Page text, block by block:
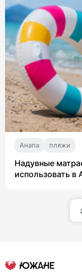
Анапа пляжи
Надувные
использовать в